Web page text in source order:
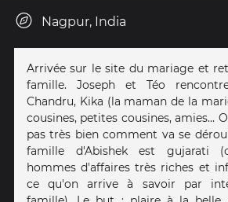
Nagpur, India
Arrivée sur le site du mariage et
famille. Joseph et Téo
Chandru, Kika (la maman de la
cousines, petites cousines, amies...
pas très bien comment va se
famille d'Abishek est gujarati
hommes d'affaires très riches et
ce qu'on arrive à savoir par